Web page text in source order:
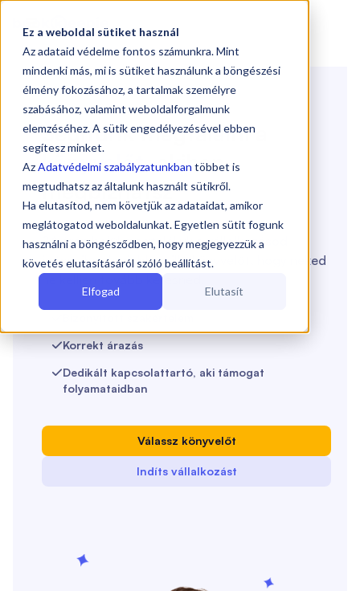
Ez a weboldal sütiket használ
Az adataid védelme fontos számunkra. Mint
mindenki más, mi is sütiket használunk a böngészési
élmény fokozásához, a tartalmak személyre
szabásához, valamint weboldalforgalmunk
elemzéséhez. A sütik engedélyezésével ebben
segítesz minket.
AzAdatvédelmi szabályzatunkban többet is
megtudhatsz az általunk használt sütikről.
Ha elutasítod, nem követjük az adataidat, amikor
meglátogatod weboldalunkat. Egyetlen sütit fogunk
használni a böngésződben, hogy megjegyezzük a
követés elutasításáról szóló beállítást.
Elfogad Elutasít
🤞Könyvelő keresés
Segítünk megtalálni a
könyvelőt,akiben
megbízhatsz
24 órán belül megtaláljuk a vállalkozásod
igényeihez legjobban illő könyvelőt, hogy neked
ne kelljen tovább keresned.
Korrekt árazás
Dedikált kapcsolattartó, aki támogat
folyamataidban
Válassz könyvelőt
Indíts vállalkozást